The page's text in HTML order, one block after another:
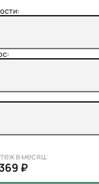
в месяц:
₽